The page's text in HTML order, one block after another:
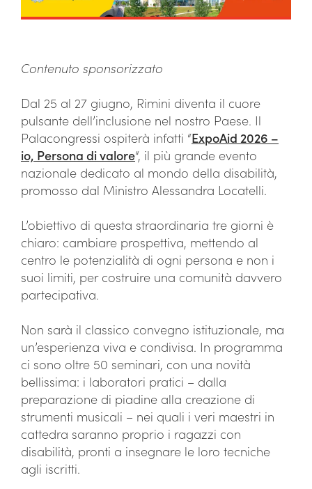
Contenuto sponsorizzato
Dal 25 al 27 giugno, Rimini diventa il cuore
pulsante dell’inclusione nel nostro Paese. Il
Palacongressi ospiterà infatti “ExpoAid 2026 –
io, Persona di valore“, il più grande evento
nazionale dedicato al mondo della disabilità,
promosso dal Ministro Alessandra Locatelli.
L’obiettivo di questa straordinaria tre giorni è
chiaro: cambiare prospettiva, mettendo al
centro le potenzialità di ogni persona e non i
suoi limiti, per costruire una comunità davvero
partecipativa.
Non sarà il classico convegno istituzionale, ma
un’esperienza viva e condivisa. In programma
ci sono oltre 50 seminari, con una novità
bellissima: i laboratori pratici – dalla
preparazione di piadine alla creazione di
strumenti musicali – nei quali i veri maestri in
cattedra saranno proprio i ragazzi con
disabilità, pronti a insegnare le loro tecniche
agli iscritti.